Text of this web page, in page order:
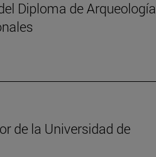
Diploma de Arqueología
de la Universidad de